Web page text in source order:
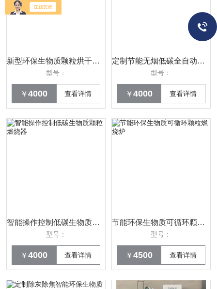
新型环保生物质颗粒烘干机燃料颗粒机
型号：
￥4000 查看详情
定制节能无烟低碳全自动环保生物质燃烧器
型号：
￥4000 查看详情
智能操作控制低碳生物质颗粒燃烧器
型号：
￥4000 查看详情
节能环保生物质可循环颗粒燃烧炉
型号：
￥4500 查看详情